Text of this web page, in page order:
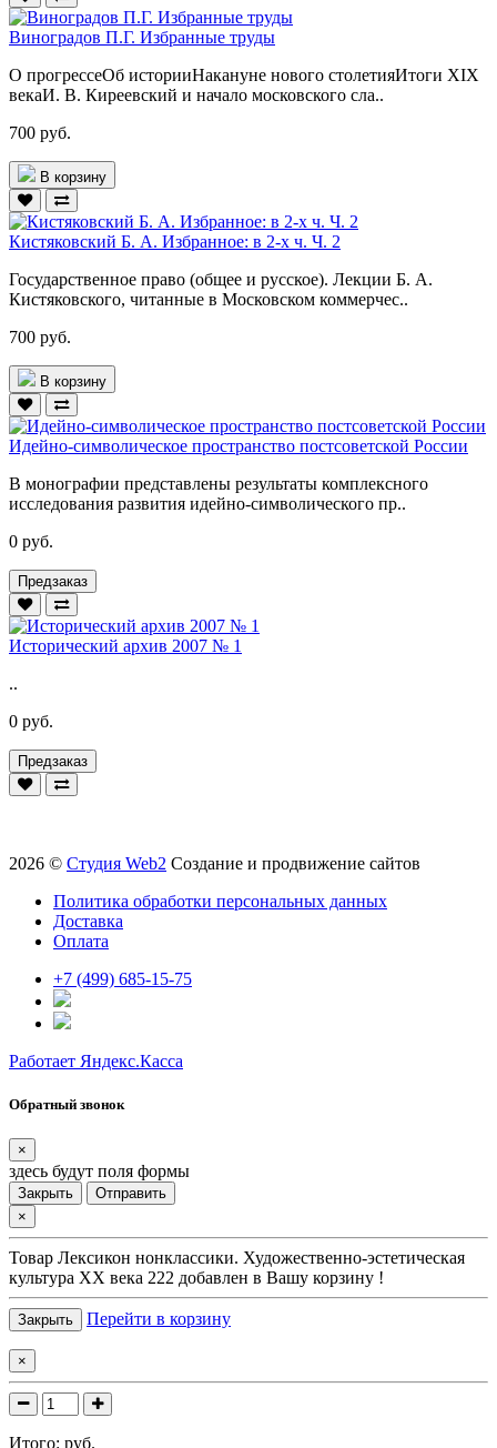
Виноградов П.Г. Избранные труды
О прогрессеОб историиНакануне нового столетияИтоги XIX
векаИ. В. Киреевский и начало московского сла..
700 руб.
В корзину
Кистяковский Б. А. Избранное: в 2-х ч. Ч. 2
Государственное право (общее и русское). Лекции Б. А.
Кистяковского, читанные в Московском коммерчес..
700 руб.
В корзину
Идейно-символическое пространство постсоветской России
В монографии представлены результаты комплексного
исследования развития идейно-символического пр..
0 руб.
Предзаказ
Исторический архив 2007 № 1
..
0 руб.
Предзаказ
2026 © Студия Web2 Создание и продвижение сайтов
Политика обработки персональных данных
Доставка
Оплата
+7 (499) 685-15-75
Работает Яндекс.Касса
Обратный звонок
×
здесь будут поля формы
Закрыть
Отправить
×
Товар Лексикон нонклассики. Художественно-эстетическая
культура XX века 222 добавлен в Вашу корзину !
Закрыть Перейти в корзину
×
Итого: руб.